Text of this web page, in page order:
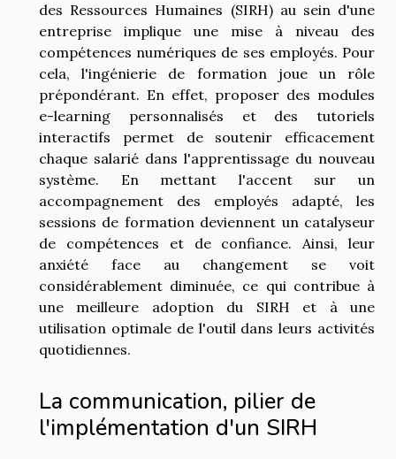
des Ressources Humaines (SIRH) au sein d'une
entreprise implique une mise à niveau des
compétences numériques de ses employés. Pour
cela, l'ingénierie de formation joue un rôle
prépondérant. En effet, proposer des modules
e-learning personnalisés et des tutoriels
interactifs permet de soutenir efficacement
chaque salarié dans l'apprentissage du nouveau
système. En mettant l'accent sur un
accompagnement des employés adapté, les
sessions de formation deviennent un catalyseur
de compétences et de confiance. Ainsi, leur
anxiété face au changement se voit
considérablement diminuée, ce qui contribue à
une meilleure adoption du SIRH et à une
utilisation optimale de l'outil dans leurs activités
quotidiennes.
La communication, pilier de
l'implémentation d'un SIRH